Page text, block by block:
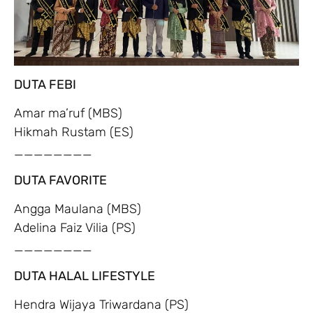
DUTA FEBI
Amar ma’ruf (MBS)
Hikmah Rustam (ES)
________
DUTA FAVORITE
Angga Maulana (MBS)
Adelina Faiz Vilia (PS)
________
DUTA HALAL LIFESTYLE
Hendra Wijaya Triwardana (PS)